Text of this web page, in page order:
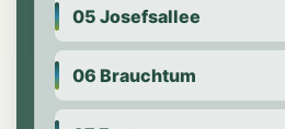
05 Josefsallee
06 Brauchtum